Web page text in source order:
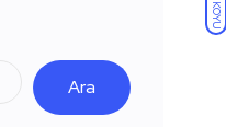
KOYU
Ara